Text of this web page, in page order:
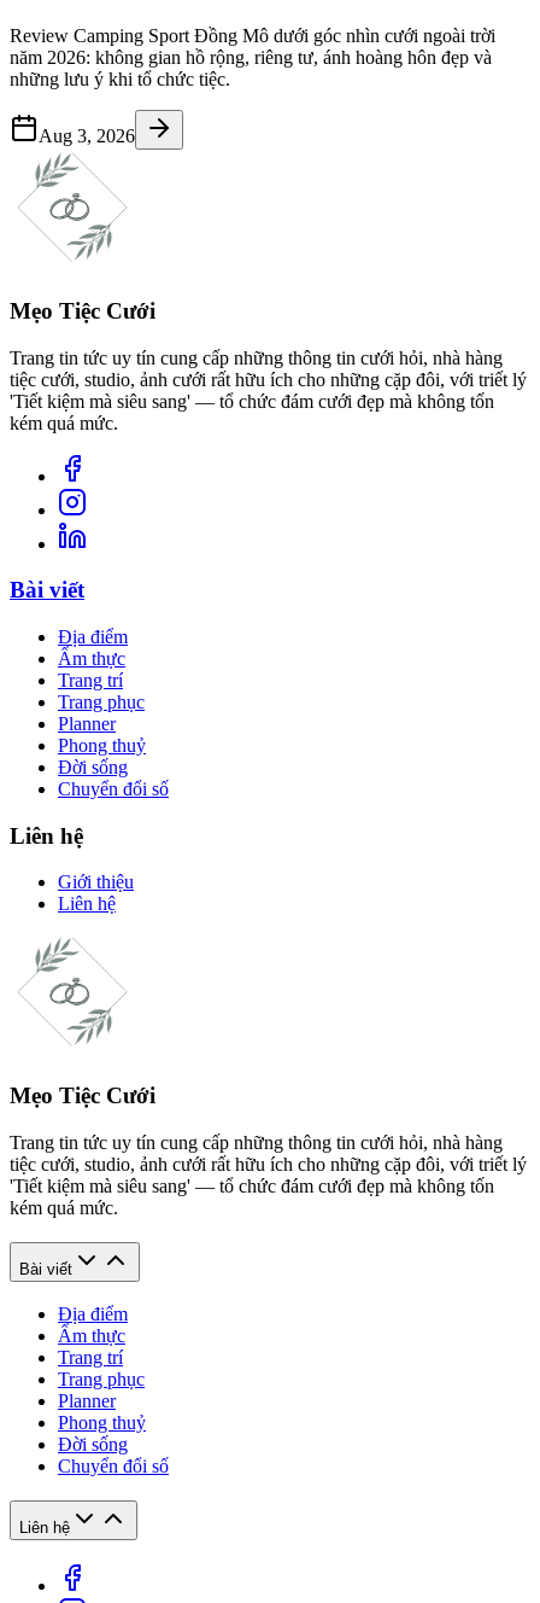
Review Camping Sport Đồng Mô dưới góc nhìn cưới ngoài trời
năm 2026: không gian hồ rộng, riêng tư, ánh hoàng hôn đẹp và
những lưu ý khi tổ chức tiệc.
Aug 3, 2026
Mẹo Tiệc Cưới
Trang tin tức uy tín cung cấp những thông tin cưới hỏi, nhà hàng
tiệc cưới, studio, ảnh cưới rất hữu ích cho những cặp đôi, với triết lý
'Tiết kiệm mà siêu sang' — tổ chức đám cưới đẹp mà không tốn
kém quá mức.
Bài viết
Địa điểm
Ẩm thực
Trang trí
Trang phục
Planner
Phong thuỷ
Đời sống
Chuyển đổi số
Liên hệ
Giới thiệu
Liên hệ
Mẹo Tiệc Cưới
Trang tin tức uy tín cung cấp những thông tin cưới hỏi, nhà hàng
tiệc cưới, studio, ảnh cưới rất hữu ích cho những cặp đôi, với triết lý
'Tiết kiệm mà siêu sang' — tổ chức đám cưới đẹp mà không tốn
kém quá mức.
Bài viết
Địa điểm
Ẩm thực
Trang trí
Trang phục
Planner
Phong thuỷ
Đời sống
Chuyển đổi số
Liên hệ